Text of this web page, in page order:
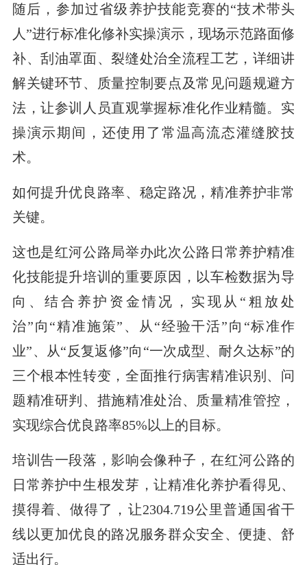
随后，参加过省级养护技能竞赛的“技术带头
人”进行标准化修补实操演示，现场示范路面修
补、刮油罩面、裂缝处治全流程工艺，详细讲
解关键环节、质量控制要点及常见问题规避方
法，让参训人员直观掌握标准化作业精髓。实
操演示期间，还使用了常温高流态灌缝胶技
术。
如何提升优良路率、稳定路况，精准养护非常
关键。
这也是红河公路局举办此次公路日常养护精准
化技能提升培训的重要原因，以车检数据为导
向、结合养护资金情况，实现从“粗放处
治”向“精准施策”、从“经验干活”向“标准作
业”、从“反复返修”向“一次成型、耐久达标”的
三个根本性转变，全面推行病害精准识别、问
题精准研判、措施精准处治、质量精准管控，
实现综合优良路率85%以上的目标。
培训告一段落，影响会像种子，在红河公路的
日常养护中生根发芽，让精准化养护看得见、
摸得着、做得了，让2304.719公里普通国省干
线以更加优良的路况服务群众安全、便捷、舒
适出行。